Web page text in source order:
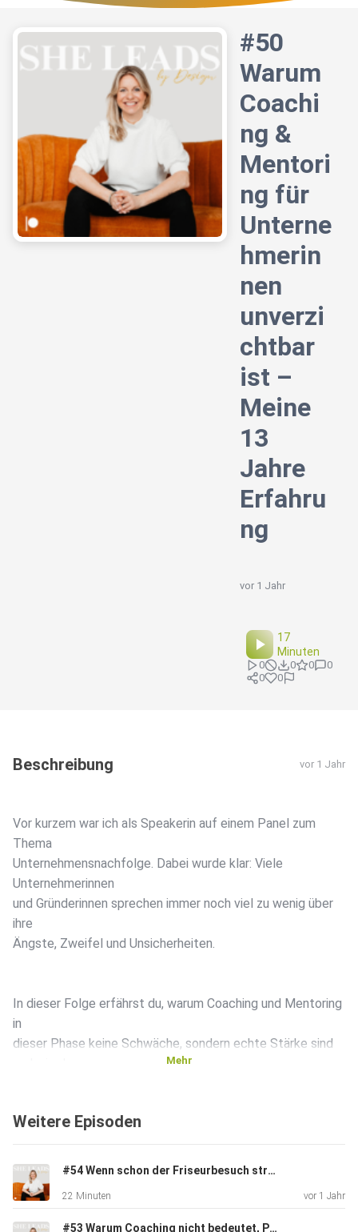
#50
Warum
Coachi
ng &
Mentori
ng für
Unterne
hmerin
nen
unverzi
chtbar
ist –
Meine
13
Jahre
Erfahru
ng
vor 1 Jahr
17
Minuten
0 0 0
0
0
0
Beschreibung vor 1 Jahr
Vor kurzem war ich als Speakerin auf einem Panel zum
Thema
Unternehmensnachfolge. Dabei wurde klar: Viele
Unternehmerinnen
und Gründerinnen sprechen immer noch viel zu wenig über
ihre
Ängste, Zweifel und Unsicherheiten.
In dieser Folge erfährst du, warum Coaching und Mentoring
in
dieser Phase keine Schwäche, sondern echte Stärke sind
umzugehen.
Hör rein, wenn du dich in deiner Rolle als Unternehmerin
nicht
nur sicher fühlen, sondern auch erfüllt leben möchtest.
Mehr
Weitere Episoden
#54 Wenn schon der Friseurbesuch stresst: So bringst du dein Nervensystem in Balance
22 Minuten vor 1 Jahr
#53 Warum Coaching nicht bedeutet, Probleme loszuwerden – sondern besser mit ihnen umzugehen